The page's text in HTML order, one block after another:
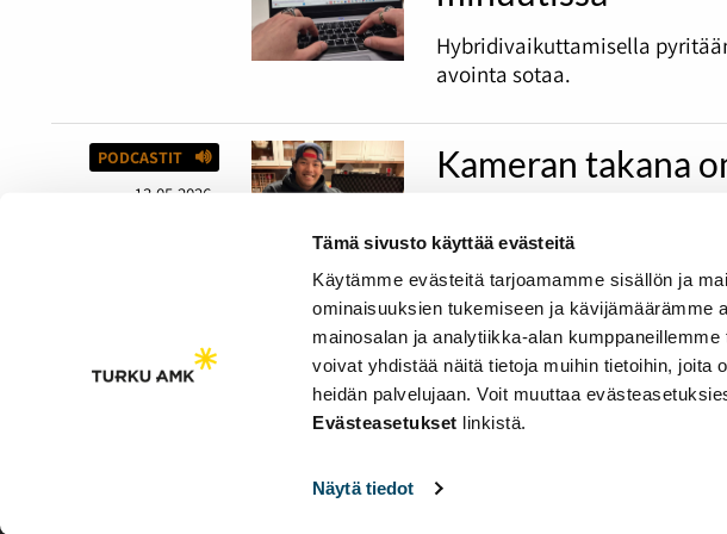
Tämä sivusto käyttää evästeitä
Käytämme evästeitä tarjoamamme sisällön ja
ominaisuuksien tukemiseen ja kävijämäärämme
mainosalan ja analytiikka-alan
voivat yhdistää näitä tietoja muihin tietoihin, joita
heidän palvelujaan. Voit muuttaa
Evästeasetukset linkistä.
Näytä tiedot
Hybridivaikuttamisella
avointa sotaa.
PODCASTIT
13.05.2026
Kameran takana
harrastajasta yrittäjäksi.
luovalla alalla?